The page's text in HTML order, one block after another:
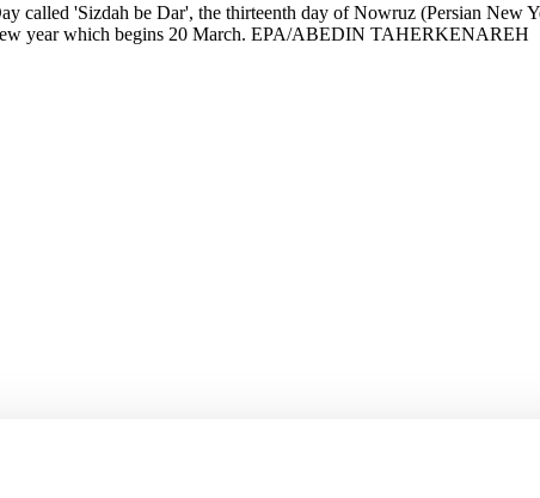
called 'Sizdah be Dar', the thirteenth day of Nowruz (Persian
year which begins 20 March. EPA/ABEDIN TAHERKENAREH